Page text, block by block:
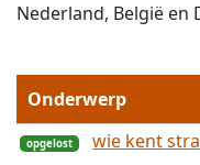
Nederland, België en
Onderwerp
wie kent